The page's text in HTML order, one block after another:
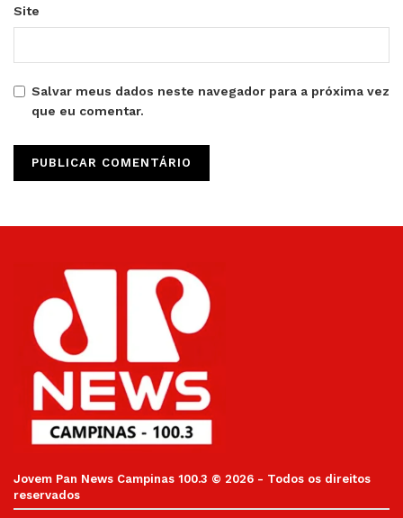
Site
Salvar meus dados neste navegador para a próxima vez
que eu comentar.
Jovem Pan News Campinas 100.3 © 2026 - Todos os direitos
reservados